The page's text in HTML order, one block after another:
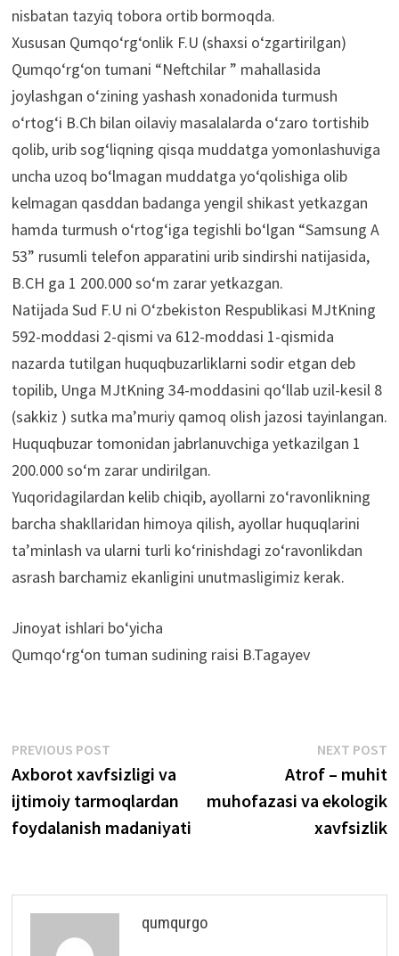
nisbatan tazyiq tobora ortib bormoqda.
Xususan Qumqo‘rg‘onlik F.U (shaxsi o‘zgartirilgan)
Qumqo‘rg‘on tumani “Neftchilar ” mahallasida
joylashgan o‘zining yashash xonadonida turmush
o‘rtog‘i B.Ch bilan oilaviy masalalarda o‘zaro tortishib
qolib, urib sog‘liqning qisqa muddatga yomonlashuviga
uncha uzoq bo‘lmagan muddatga yo‘qolishiga olib
kelmagan qasddan badanga yengil shikast yetkazgan
hamda turmush o‘rtog‘iga tegishli bo‘lgan “Samsung А
53” rusumli telefon apparatini urib sindirshi natijasida,
B.CH ga 1 200.000 so‘m zarar yetkazgan.
Natijada Sud F.U ni O‘zbekiston Respublikasi MJtKning
592-moddasi 2-qismi va 612-moddasi 1-qismida
nazarda tutilgan huquqbuzarliklarni sodir etgan deb
topilib, Unga MJtKning 34-moddasini qo‘llab uzil-kesil 8
(sakkiz ) sutka ma’muriy qamoq olish jazosi tayinlangan.
Huquqbuzar tomonidan jabrlanuvchiga yetkazilgan 1
200.000 so‘m zarar undirilgan.
Yuqoridagilardan kelib chiqib, ayollarni zo‘ravonlikning
barcha shakllaridan himoya qilish, ayollar huquqlarini
ta’minlash va ularni turli ko‘rinishdagi zo‘ravonlikdan
asrash barchamiz ekanligini unutmasligimiz kerak.
Jinoyat ishlari bo‘yicha
Qumqo‘rg‘on tuman sudining raisi B.Tagayev
Post
menyusi
PREVIOUS POSTPrevious
post:
Axborot xavfsizligi va
ijtimoiy tarmoqlardan
foydalanish madaniyati
NEXT POST
Atrof – muhit
muhofazasi va ekologik
xavfsizlik
qumqurgo